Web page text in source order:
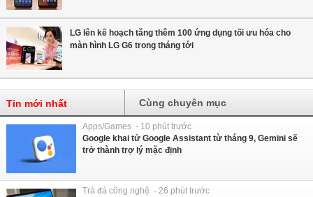
LG lên kế hoạch tăng thêm 100 ứng dụng tối ưu hóa cho
màn hình LG G6 trong tháng tới
Tin mới nhất Cùng chuyên mục
Apps/Games - 10 phút trước
Google khai tử Google Assistant từ tháng 9, Gemini sẽ
trở thành trợ lý mặc định
Trà đá công nghệ - 26 phút trước